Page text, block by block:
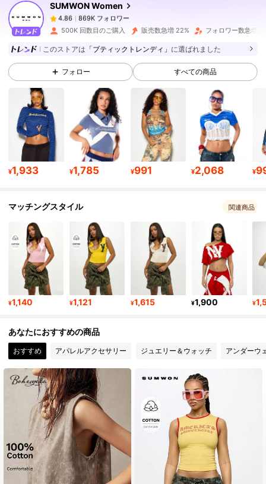
SUMWON Women
4.86
869K フォロワー
d***5は1日前に購入しました
4.86 869K フォロワー
869K フォロワー
869K フォロワー
869K フォロワー
4.86 869K フォロワー
869K フォロワー
869K フォロワー
869K フォロワー
500K 回数目のご購入 販売数急増 22% フォロワー数急増
このストアは 「ブティックトレンディ」 に選ばれました
フォロー すべての商品
¥1,933 ¥1,785 ¥991 ¥2,068 ¥
マッチングスタイル 関連商品
¥1,140 ¥1,121 ¥1,615 ¥1,900 ¥
あなたにおすすめの商品
おすすめ アパレルアクセサリー ジュエリー＆ウォッチ アンダーウ